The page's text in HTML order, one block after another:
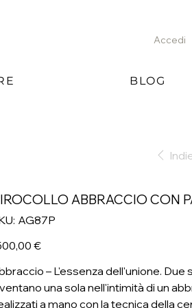
BLOG
Accedi
ABBRACCIO CON
SKU
AG87P
AG87P
€
– L'essenza dell'unione. Due
una sola nell'intimità di un
a mano con la tecnica della